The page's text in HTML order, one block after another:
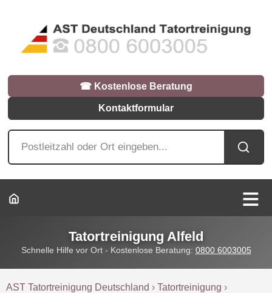
☎︎ Kostenlose Beratung
Kontaktformular
Tatortreinigung Alfeld
Schnelle Hilfe vor Ort - Kostenlose Beratung: 0800 6003005
AST Tatortreinigung Deutschland ›Tatortreinigung ›